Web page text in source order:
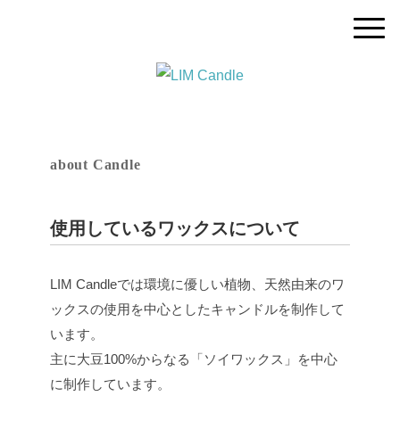
about Candle
使用しているワックスについて
LIM Candleでは環境に優しい植物、天然由来のワ
ックスの使用を中心としたキャンドルを制作して
います。
主に大豆100%からなる「ソイワックス」を中心
に制作しています。